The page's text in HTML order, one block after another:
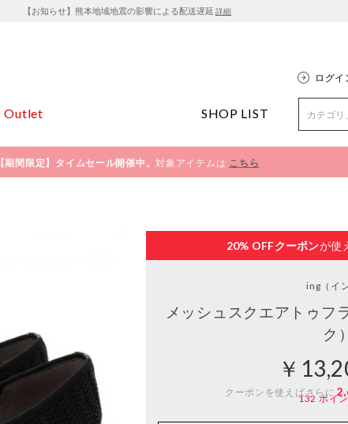
【お知らせ】熊本地域地震の影響による配送遅延 詳細
ログイ
Outlet SHOP LIST
【期間限定】タイムセール開催中。対象アイテムは こちら
20% OFFクーポンが使
ing （イ
メッシュスクエアトゥフ
ク）
￥
クーポンを使えばさらに
132ポイ